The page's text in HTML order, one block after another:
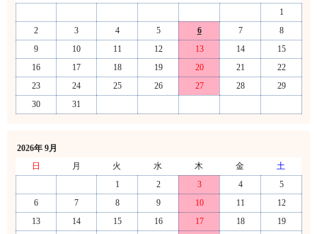
1
2
3 4 5 6 7
8
9
10 11 12 13 14
15
16
17 18 19 20 21
22
23
24 25 26 27 28
29
30
31
2026年 9月
日
月 火 水 木 金
土
1
2 3 4
5
6
7 8 9 10 11
12
13
14 15 16 17 18
19